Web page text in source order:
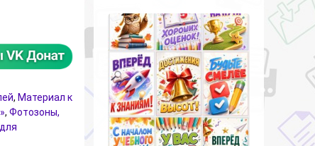
заботой к себе и окружающим» (Разговоры о важном — 25
, Материал к
, Фотозоны,